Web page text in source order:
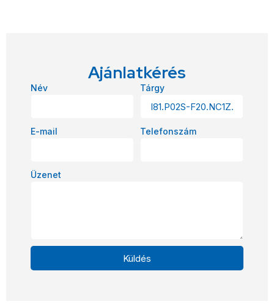
Ajánlatkérés
Név Tárgy
E-mail Telefonszám
Üzenet
Küldés